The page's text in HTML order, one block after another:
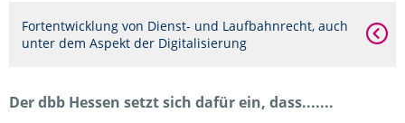
Fortentwicklung von Dienst- und Laufbahnrecht, auch
unter dem Aspekt der Digitalisierung
Der dbb Hessen setzt sich dafür ein, dass.......